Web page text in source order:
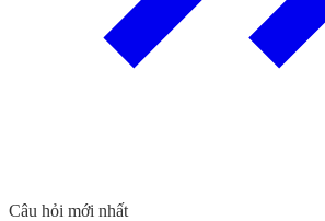
Câu hỏi mới nhất